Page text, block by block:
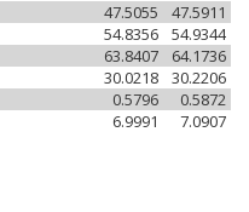
47.5911
47.5055
54.9344
54.8356
64.1736
63.8407
30.2206
30.0218
0.5872
0.5796
7.0907
6.9991